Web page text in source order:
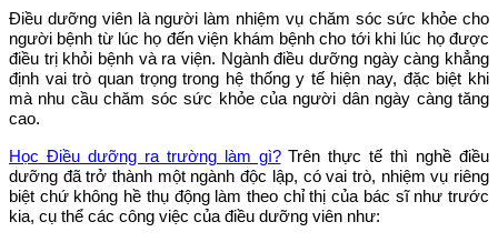
Điều dưỡng viên là người làm nhiệm vụ chăm sóc sức khỏe cho
người bệnh từ lúc họ đến viện khám bệnh cho tới khi lúc họ được
điều trị khỏi bệnh và ra viện. Ngành điều dưỡng ngày càng khẳng
định vai trò quan trọng trong hệ thống y tế hiện nay, đặc biệt khi
mà nhu cầu chăm sóc sức khỏe của người dân ngày càng tăng
cao.
Học Điều dưỡng ra trường làm gì?Trên thực tế thì nghề điều
dưỡng đã trở thành một ngành độc lập, có vai trò, nhiệm vụ riêng
biệt chứ không hề thụ động làm theo chỉ thị của bác sĩ như trước
kia, cụ thể các công việc của điều dưỡng viên như: